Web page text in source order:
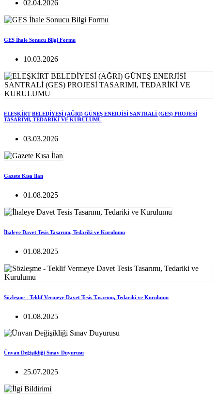
02.04.2026
GES İhale Sonucu Bilgi Formu
10.03.2026
ELEŞKİRT BELEDİYESİ (AĞRI) GÜNEŞ ENERJİSİ SANTRALİ (GES) PROJESİ
TASARIMI, TEDARİKİ VE KURULUMU
03.03.2026
Gazete Kısa İlan
01.08.2025
İhaleye Davet Tesis Tasarımı, Tedariki ve Kurulumu
01.08.2025
Sözleşme - Teklif Vermeye Davet Tesis Tasarımı, Tedariki ve Kurulumu
01.08.2025
Ünvan Değişikliği Sınav Duyurusu
25.07.2025